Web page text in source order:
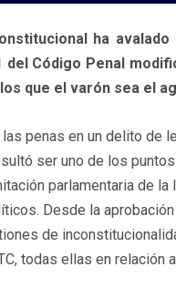
ha
del Código Penal
que el varón sea el
las penas en un delito de
ser uno de los
parlamentaria de
Desde la
de
todas ellas en relación